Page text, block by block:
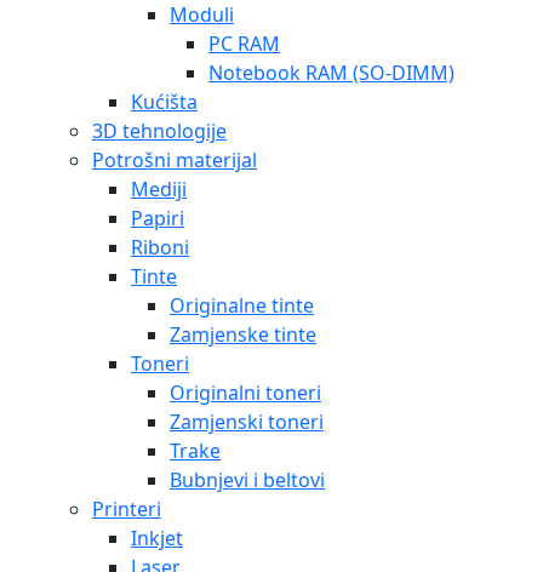
Moduli
PC RAM
Notebook RAM (SO-DIMM)
Kućišta
3D tehnologije
Potrošni materijal
Mediji
Papiri
Riboni
Tinte
Originalne tinte
Zamjenske tinte
Toneri
Originalni toneri
Zamjenski toneri
Trake
Bubnjevi i beltovi
Printeri
Inkjet